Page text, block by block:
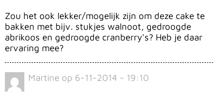
Zou het ook lekker/mogelijk zijn om deze cake te
bakken met bijv. stukjes walnoot, gedroogde
abrikoos en gedroogde cranberry's? Heb je daar
ervaring mee?
Martine op 6-11-2014 - 19:10